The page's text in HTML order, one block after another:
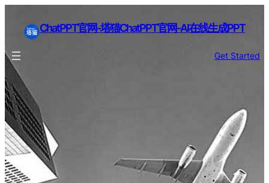
ChatPPT官网-塔猫ChatPPT官网-AI在线生成PPT
Get Started